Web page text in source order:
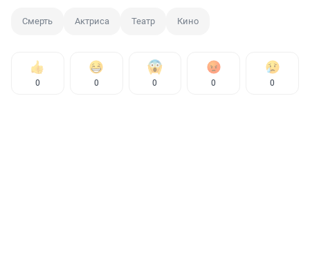
Смерть Актриса Театр Кино
0 0 0 0 0